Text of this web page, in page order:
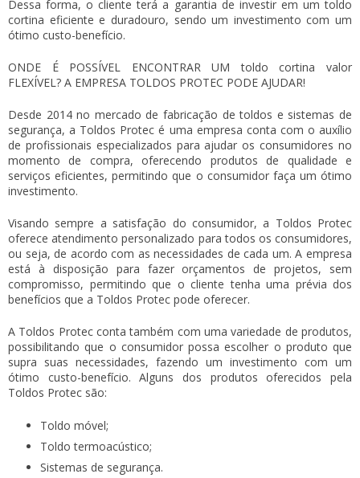
Dessa forma, o cliente terá a garantia de investir em um toldo
cortina eficiente e duradouro, sendo um investimento com um
ótimo custo-benefício.
ONDE É POSSÍVEL ENCONTRAR UMtoldo cortina valor
FLEXÍVEL? A EMPRESA TOLDOS PROTEC PODE AJUDAR!
Desde 2014 no mercado de fabricação de toldos e sistemas de
segurança, a Toldos Protec é uma empresa conta com o auxílio
de profissionais especializados para ajudar os consumidores no
momento de compra, oferecendo produtos de qualidade e
serviços eficientes, permitindo que o consumidor faça um ótimo
investimento.
Visando sempre a satisfação do consumidor, a Toldos Protec
oferece atendimento personalizado para todos os consumidores,
ou seja, de acordo com as necessidades de cada um. A empresa
está à disposição para fazer orçamentos de projetos, sem
compromisso, permitindo que o cliente tenha uma prévia dos
benefícios que a Toldos Protec pode oferecer.
A Toldos Protec conta também com uma variedade de produtos,
possibilitando que o consumidor possa escolher o produto que
supra suas necessidades, fazendo um investimento com um
ótimo custo-benefício. Alguns dos produtos oferecidos pela
Toldos Protec são:
Toldo móvel;
Toldo termoacústico;
Sistemas de segurança.